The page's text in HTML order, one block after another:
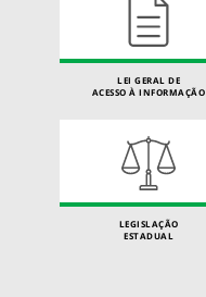
LEI GERAL DE
ACESSO À INFORMAÇÃO
LEGISLAÇÃO
ESTADUAL